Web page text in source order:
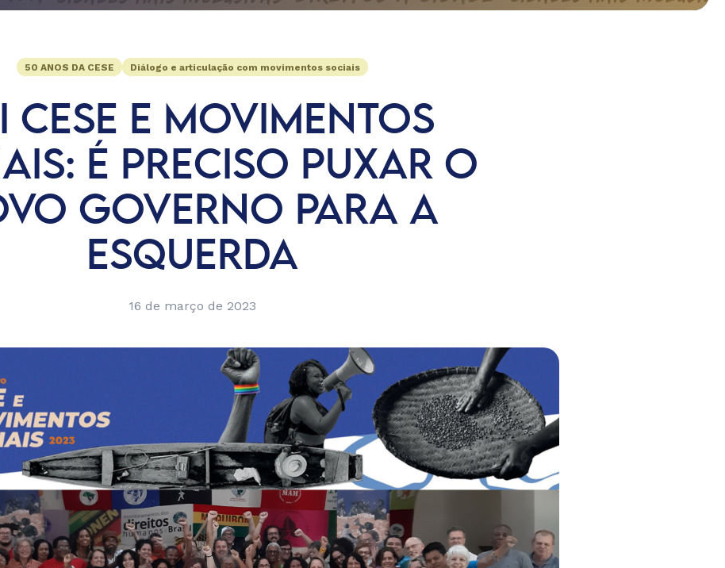
50 ANOS DA CESE Diálogo e articulação com movimentos sociais
CESE E MOVIMENTOS
É PRECISO PUXAR O
GOVERNO PARA A
ESQUERDA
16 de março de 2023